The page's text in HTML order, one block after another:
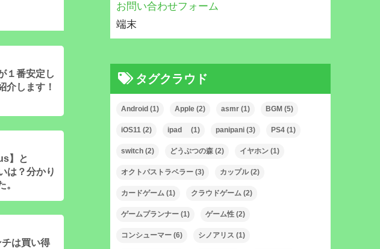
１番安定し
介します！
】と
は？分かり
。
は買い得
お問い合わせフォーム
端末
タグクラウド
Android (1) Apple (2) asmr (1) BGM (5)
iOS11 (2) ipad (1) panipani (3) PS4 (1)
switch (2) どうぶつの森 (2) イヤホン (1)
オクトパストラベラー (3) カップル(2)
カードゲーム (1) クラウドゲーム (2)
ゲームプランナー (1) ゲーム性 (2)
コンシューマー (6) シノアリス (1)